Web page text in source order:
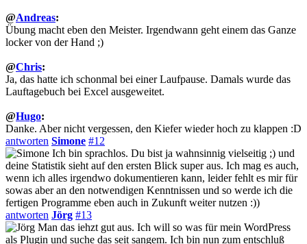
@Andreas:
Übung macht eben den Meister. Irgendwann geht einem das Ganze
locker von der Hand ;)
@Chris:
Ja, das hatte ich schonmal bei einer Laufpause. Damals wurde das
Lauftagebuch bei Excel ausgeweitet.
@Hugo:
Danke. Aber nicht vergessen, den Kiefer wieder hoch zu klappen :D
antworten Simone #12
Ich bin sprachlos. Du bist ja wahnsinnig vielseitig ;) und
deine Statistik sieht auf den ersten Blick super aus. Ich mag es auch,
wenn ich alles irgendwo dokumentieren kann, leider fehlt es mir für
sowas aber an den notwendigen Kenntnissen und so werde ich die
fertigen Programme eben auch in Zukunft weiter nutzen :))
antworten Jörg #13
Man das iehzt gut aus. Ich will so was für mein WordPress
als Plugin und suche das seit sangem. Ich bin nun zum entschluß